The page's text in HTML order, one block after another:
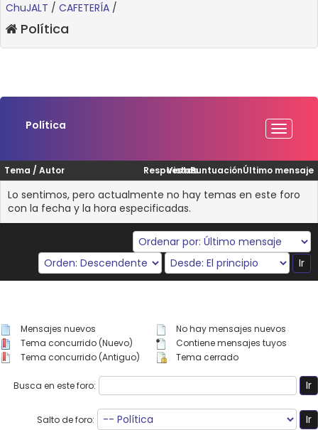
ChuJALT / CAFETERÍA /
Política
Política
Tema / Autor Respuestas
VistasPuntuaciónÚltimo mensaje
Lo sentimos, pero actualmente no hay temas en este foro
con la fecha y la hora especificadas.
Mensajes nuevos
Tema concurrido (Nuevo)
Tema concurrido (Antiguo)
No hay mensajes nuevos
Contiene mensajes tuyos
Tema cerrado
Busca en este foro:
Salto de foro: